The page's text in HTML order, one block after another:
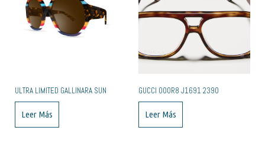
ULTRA LIMITED GALLINARA SUN
Leer Más
GUCCI 000R8 J1691 2390
Leer Más